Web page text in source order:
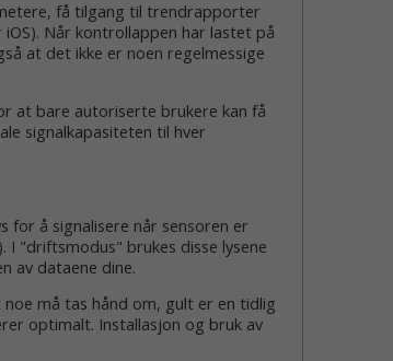
få tilgang til trendrapporter
Når kontrollappen har lastet på
at det ikke er noen regelmessige
at bare autoriserte brukere kan få
signalkapasiteten til hver
for å signalisere når sensoren er
"driftsmodus" brukes disse lysene
av dataene dine.
må tas hånd om, gult er en tidlig
optimalt. Installasjon og bruk av